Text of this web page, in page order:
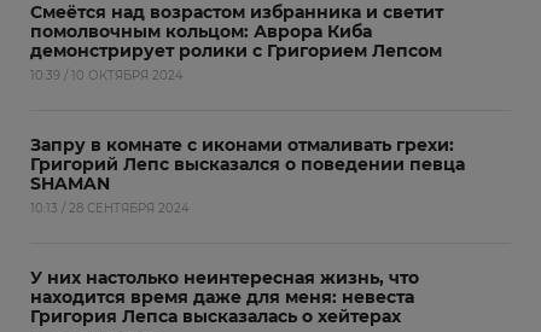
Смеётся над возрастом избранника и светит
помолвочным кольцом: Аврора Киба
демонстрирует ролики с Григорием Лепсом
10:39 / 10 ОКТЯБРЯ 2024
Запру в комнате с иконами отмаливать грехи:
Григорий Лепс высказался о поведении певца
SHAMAN
10:13 / 28 СЕНТЯБРЯ 2024
У них настолько неинтересная жизнь, что
находится время даже для меня: невеста
Григория Лепса высказалась о хейтерах